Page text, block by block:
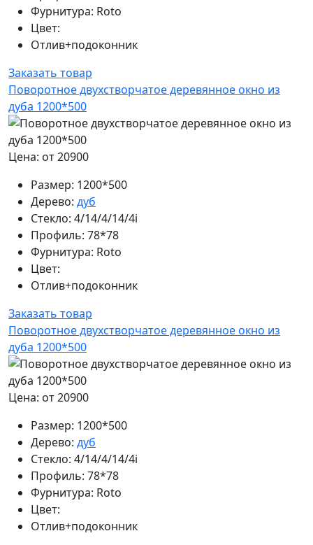
Фурнитура: Roto
Цвет:
Отлив+подоконник
Заказать товар
Поворотное двухстворчатое деревянное окно из
дуба 1200*500
Цена: от 20900
Размер: 1200*500
Дерево: дуб
Стекло: 4/14/4/14/4i
Профиль: 78*78
Фурнитура: Roto
Цвет:
Отлив+подоконник
Заказать товар
Поворотное двухстворчатое деревянное окно из
дуба 1200*500
Цена: от 20900
Размер: 1200*500
Дерево: дуб
Стекло: 4/14/4/14/4i
Профиль: 78*78
Фурнитура: Roto
Цвет:
Отлив+подоконник